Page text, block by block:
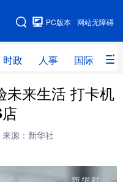
网站无障碍
PC版本
时政 人事 国际 财
时政 人事
网评
全球连线
量子 体育
未来生活 打卡机
来源：新华社